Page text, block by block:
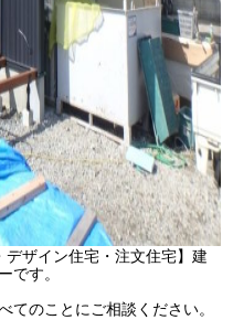
ザイン住宅・注文住宅】建
です。
のことにご相談ください。